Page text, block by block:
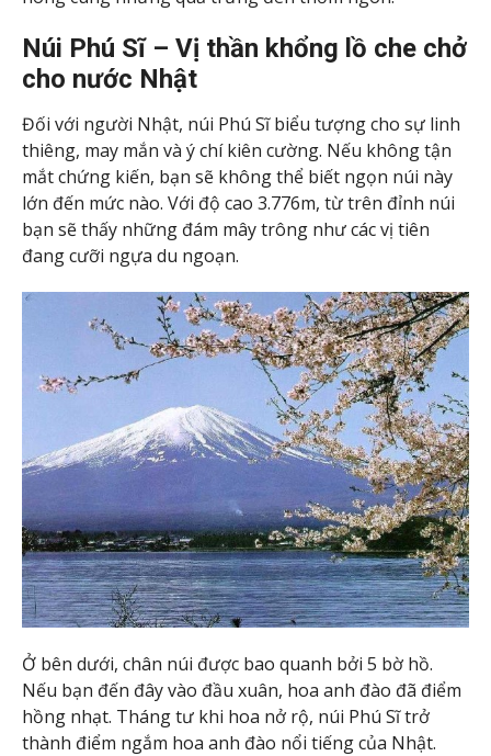
Núi Phú Sĩ – Vị thần khổng lồ che chở
cho nước Nhật
Đối với người Nhật, núi Phú Sĩ biểu tượng cho sự linh
thiêng, may mắn và ý chí kiên cường. Nếu không tận
mắt chứng kiến, bạn sẽ không thể biết ngọn núi này
lớn đến mức nào. Với độ cao 3.776m, từ trên đỉnh núi
bạn sẽ thấy những đám mây trông như các vị tiên
đang cưỡi ngựa du ngoạn.
Ở bên dưới, chân núi được bao quanh bởi 5 bờ hồ.
Nếu bạn đến đây vào đầu xuân, hoa anh đào đã điểm
hồng nhạt. Tháng tư khi hoa nở rộ, núi Phú Sĩ trở
thành điểm ngắm hoa anh đào nổi tiếng của Nhật.